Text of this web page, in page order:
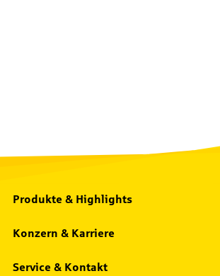
Produkte & Highlights
Konzern & Karriere
Service & Kontakt